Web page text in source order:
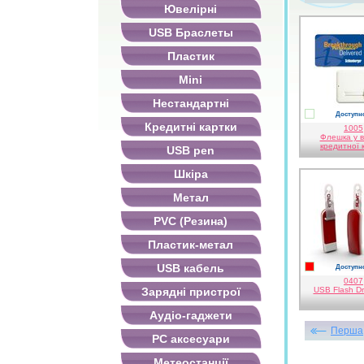
1005
Флешка у
кредитної
білий
0407
USB Flash
червоний
Перша
Ювелірні
USB Браслеты
Пластик
Mini
Нестандартні
Кредитні картки
USB pen
Шкіра
Метал
PVC (Резина)
Пластик-метал
USB кабель
Зарядні пристрої
Аудіо-гаджети
PC аксесуари